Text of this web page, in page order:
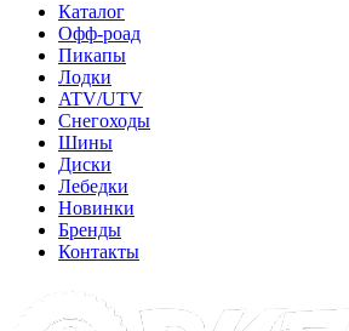
Каталог
Офф-роад
Пикапы
Лодки
ATV/UTV
Снегоходы
Шины
Диски
Лебедки
Новинки
Бренды
Контакты